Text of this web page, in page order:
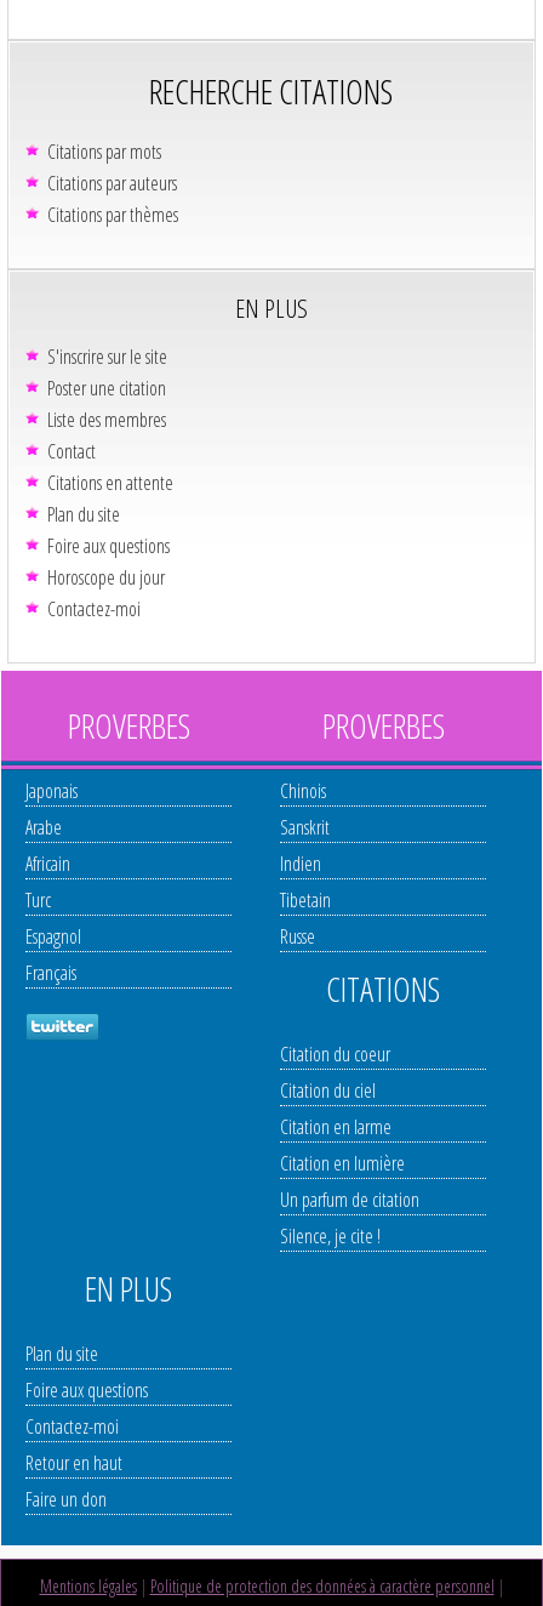
RECHERCHE CITATIONS
Citations par mots
Citations par auteurs
Citations par thèmes
EN PLUS
S'inscrire sur le site
Poster une citation
Liste des membres
Contact
Citations en attente
Plan du site
Foire aux questions
Horoscope du jour
Contactez-moi
PROVERBES
Japonais
Arabe
Africain
Turc
Espagnol
Français
PROVERBES
Chinois
Sanskrit
Indien
Tibetain
Russe
CITATIONS
Citation du coeur
Citation du ciel
Citation en larme
Citation en lumière
Un parfum de citation
Silence, je cite !
EN PLUS
Plan du site
Foire aux questions
Contactez-moi
Retour en haut
Faire un don
Mentions légales| Politique de protection des données à caractère personnel |